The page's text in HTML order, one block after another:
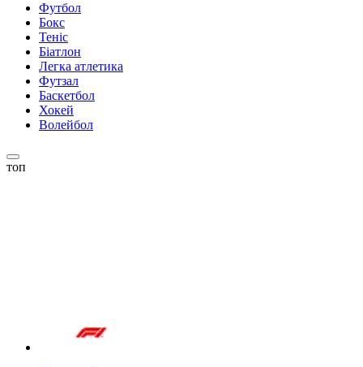
Футбол
Бокс
Теніс
Біатлон
Легка атлетика
Футзал
Баскетбол
Хокей
Волейбол
топ